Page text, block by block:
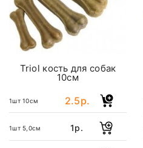
Triol кость для собак
10см
1шт 10см 2.5р.
1шт 5,0см 1р.